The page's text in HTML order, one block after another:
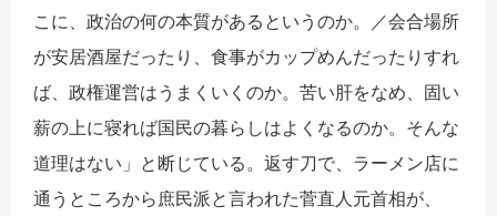
こに、政治の何の本質があるというのか。／会合場所
が安居酒屋だったり、食事がカップめんだったりすれ
ば、政権運営はうまくいくのか。苦い肝をなめ、固い
薪の上に寝れば国民の暮らしはよくなるのか。そんな
道理はない」と断じている。返す刀で、ラーメン店に
通うところから庶民派と言われた菅直人元首相が、